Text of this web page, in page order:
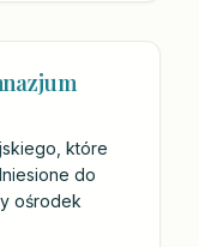
które
do
ośrodek